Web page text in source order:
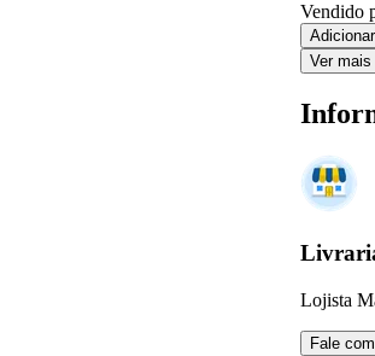
Vendido
Ver mais
Lojista
Fale